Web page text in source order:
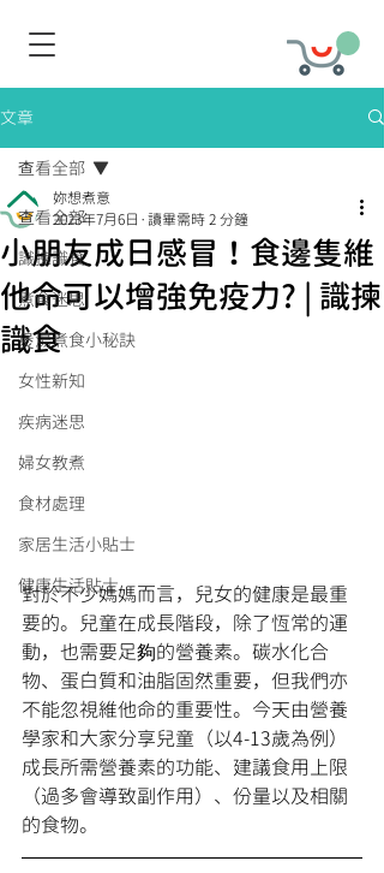
文章
查看全部
識揀識食
煮食迷思
煲湯煮食小秘訣
女性新知
疾病迷思
婦女教煮
食材處理
家居生活小貼士
健康生活貼士
查看全部
小朋友成日感冒！食邊隻維
他命可以增強免疫力? | 識揀
識食
妳想煮意
2023年7月6日 讀畢需時 2 分鐘
對於不少媽媽而言，兒女的健康是最重
要的。兒童在成長階段，除了恆常的運
動，也需要足夠的營養素。碳水化合
物、蛋白質和油脂固然重要，但我們亦
不能忽視維他命的重要性。今天由營養
學家和大家分享兒童（以4-13歲為例）
成長所需營養素的功能、建議食用上限
（過多會導致副作用）、份量以及相關
的食物。